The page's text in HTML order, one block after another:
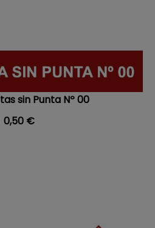
sin Punta Nº 00
Precio
0,50 €